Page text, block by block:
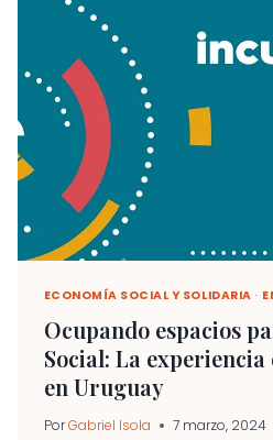
ECONOMÍA SOCIAL Y SOLIDARIA ·
Ocupando espacios
Social: La experiencia
en Uruguay
Por Gabriel Isola 7 marzo, 2024